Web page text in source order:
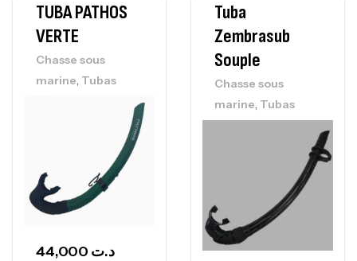
TUBA PATHOS
VERTE
Chasse sous
marine, Tubas
د.ت
Tuba
Zembrasub
Souple
Chasse sous
marine, Tubas